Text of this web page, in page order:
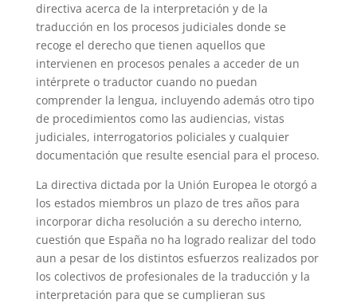
directiva acerca de la interpretación y de la
traducción en los procesos judiciales donde se
recoge el derecho que tienen aquellos que
intervienen en procesos penales a acceder de un
intérprete o traductor cuando no puedan
comprender la lengua, incluyendo además otro tipo
de procedimientos como las audiencias, vistas
judiciales, interrogatorios policiales y cualquier
documentación que resulte esencial para el proceso.
La directiva dictada por la Unión Europea le otorgó a
los estados miembros un plazo de tres años para
incorporar dicha resolución a su derecho interno,
cuestión que España no ha logrado realizar del todo
aun a pesar de los distintos esfuerzos realizados por
los colectivos de profesionales de la traducción y la
interpretación para que se cumplieran sus